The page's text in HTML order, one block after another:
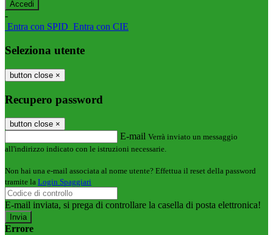
-
Entra con SPID Entra con CIE
Seleziona utente
button close ×
Recupero password
button close ×
E-mail Verrà inviato un messaggio
all'indirizzo indicato con le istruzioni necessarie.
Non hai una e-mail associata al nome utente? Effettua il reset della password
tramite la Login Spaggiari
E-mail inviata, si prega di controllare la casella di posta elettronica!
Errore